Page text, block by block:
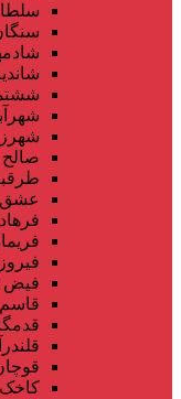
صالح
عشق
فیض
قاسم
کاخک